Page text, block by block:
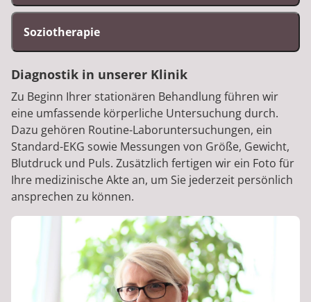
Soziotherapie
Diagnostik in unserer Klinik
Zu Beginn Ihrer stationären Behandlung führen wir
eine umfassende körperliche Untersuchung durch.
Dazu gehören Routine-Laboruntersuchungen, ein
Standard-EKG sowie Messungen von Größe, Gewicht,
Blutdruck und Puls. Zusätzlich fertigen wir ein Foto für
Ihre medizinische Akte an, um Sie jederzeit persönlich
ansprechen zu können.